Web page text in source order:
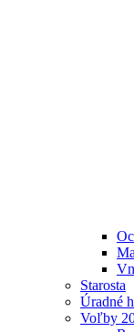
Starosta
Úradné
Voľby